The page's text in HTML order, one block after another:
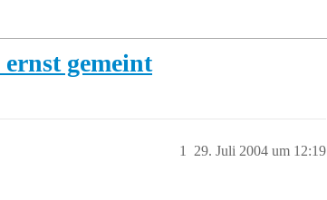
gemeint
29. Juli 2004 um 12:19
1